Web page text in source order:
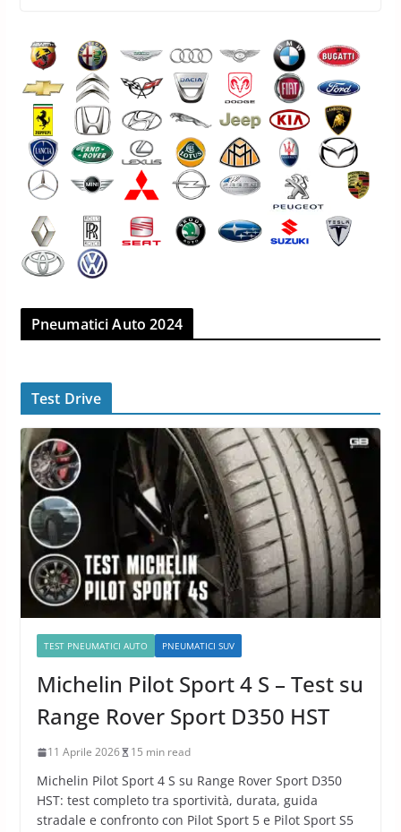
Pneumatici Auto 2024
Test Drive
TEST PNEUMATICI AUTO PNEUMATICI SUV
Michelin Pilot Sport 4 S – Test su
Range Rover Sport D350 HST
11 Aprile 2026 15 min read
Michelin Pilot Sport 4 S su Range Rover Sport D350
HST: test completo tra sportività, durata, guida
stradale e confronto con Pilot Sport 5 e Pilot Sport S5